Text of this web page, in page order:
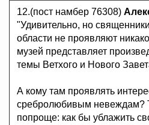
12.(пост намбер 76308)
"Удивительно, но
области не проявляют
музей представляет
темы Ветхого и Нового
А кому там проявлять
сребролюбивым невеждам?
попроще: как бы ублажить